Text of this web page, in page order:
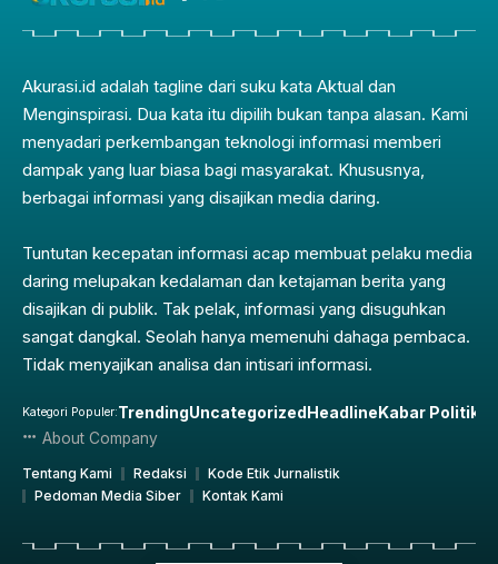
Akurasi.id adalah tagline dari suku kata Aktual dan
Menginspirasi. Dua kata itu dipilih bukan tanpa alasan. Kami
menyadari perkembangan teknologi informasi memberi
dampak yang luar biasa bagi masyarakat. Khususnya,
berbagai informasi yang disajikan media daring.
Tuntutan kecepatan informasi acap membuat pelaku media
daring melupakan kedalaman dan ketajaman berita yang
disajikan di publik. Tak pelak, informasi yang disuguhkan
sangat dangkal. Seolah hanya memenuhi dahaga pembaca.
Tidak menyajikan analisa dan intisari informasi.
Kategori Populer:TrendingUncategorizedHeadlineKabar Politik
About Company
Tentang Kami Redaksi
Kode Etik Jurnalistik
Pedoman Media Siber
Kontak Kami